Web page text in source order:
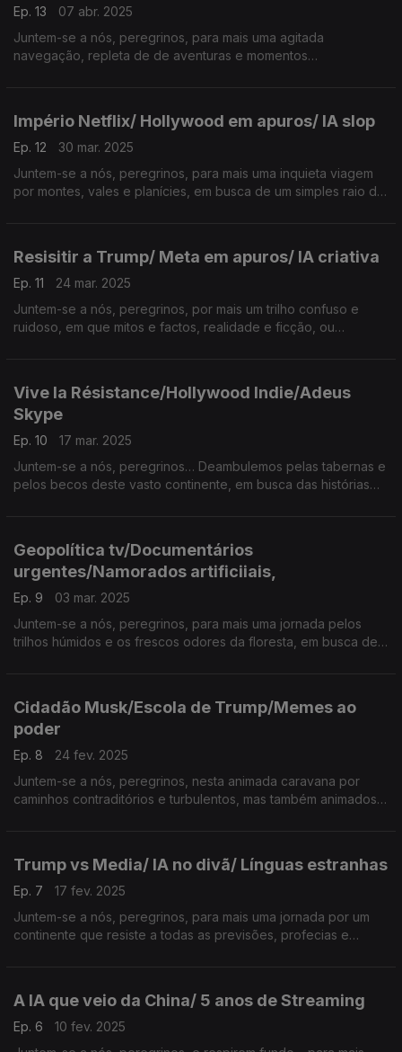
Ep. 13
07 abr. 2025
Juntem-se a nós, peregrinos, para mais uma agitada
navegação, repleta de de aventuras e momentos
Império Netflix/ Hollywood em apuros/ IA slop
Ep. 12
30 mar. 2025
Juntem-se a nós, peregrinos, para mais uma inquieta viagem
por montes, vales e planícies, em busca de um simples raio de
Resisitir a Trump/ Meta em apuros/ IA criativa
Ep. 11
24 mar. 2025
Juntem-se a nós, peregrinos, por mais um trilho confuso e
ruidoso, em que mitos e factos, realidade e ficção, ou
Vive la Résistance/Hollywood Indie/Adeus
Skype
Ep. 10
17 mar. 2025
Juntem-se a nós, peregrinos… Deambulemos pelas tabernas e
pelos becos deste vasto continente, em busca das histórias
Geopolítica tv/Documentários
urgentes/Namorados artificiiais,
Ep. 9
03 mar. 2025
Juntem-se a nós, peregrinos, para mais uma jornada pelos
trilhos húmidos e os frescos odores da floresta, em busca de
Cidadão Musk/Escola de Trump/Memes ao
poder
Ep. 8
24 fev. 2025
Juntem-se a nós, peregrinos, nesta animada caravana por
caminhos contraditórios e turbulentos, mas também animados e
Trump vs Media/ IA no divã/ Línguas estranhas
Ep. 7
17 fev. 2025
Juntem-se a nós, peregrinos, para mais uma jornada por um
continente que resiste a todas as previsões, profecias e
A IA que veio da China/ 5 anos de Streaming
Ep. 6
10 fev. 2025